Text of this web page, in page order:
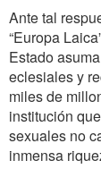
Ante tal
“Europa
Estado
eclesiales y
miles de
institución
sexuales no
inmensa